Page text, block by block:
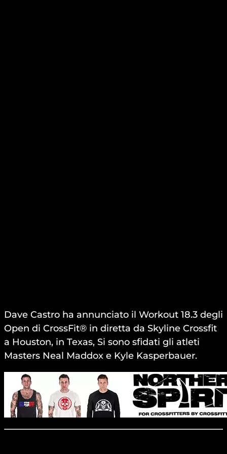
Dave Castro ha annunciato il Workout 18.3 degli
Open di CrossFit® in diretta da Skyline Crossfit
a Houston, in Texas, Si sono sfidati gli atleti
Masters Neal Maddox e Kyle Kasperbauer.